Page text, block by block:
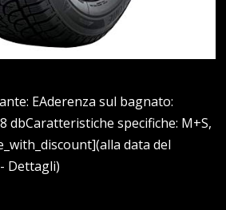
EAderenza sul bagnato:
dbCaratteristiche specifiche: M+S,
data del
Dettagli)